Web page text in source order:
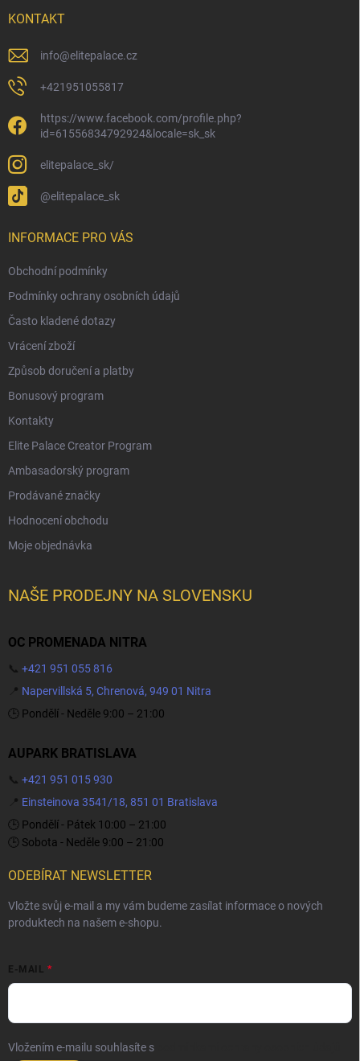
KONTAKT
info@elitepalace.cz
+421951055817
https://www.facebook.com/profile.php?
id=61556834792924&locale=sk_sk
elitepalace_sk/
@elitepalace_sk
INFORMACE PRO VÁS
Obchodní podmínky
Podmínky ochrany osobních údajů
Často kladené dotazy
Vrácení zboží
Způsob doručení a platby
Bonusový program
Kontakty
Elite Palace Creator Program
Ambasadorský program
Prodávané značky
Hodnocení obchodu
Moje objednávka
NAŠE PRODEJNY NA SLOVENSKU
OC PROMENADA NITRA
📞 +421 951 055 816
📍 Napervillská 5, Chrenová, 949 01 Nitra
🕒 Pondělí - Neděle 9:00 – 21:00
AUPARK BRATISLAVA
📞 +421 951 015 930
📍 Einsteinova 3541/18, 851 01 Bratislava
🕒 Pondělí - Pátek 10:00 – 21:00
🕒 Sobota - Neděle 9:00 – 21:00
ODEBÍRAT NEWSLETTER
Vložte svůj e-mail a my vám budeme zasílat informace o nových
produktech na našem e-shopu.
E-MAIL
Vložením e-mailu souhlasíte s